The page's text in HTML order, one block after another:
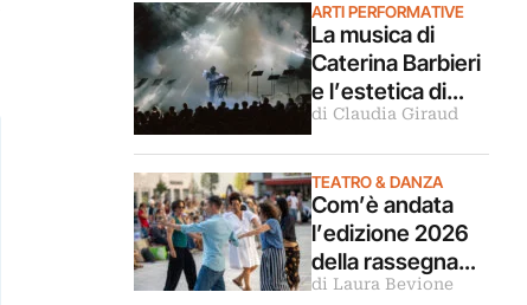
ARTI PERFORMATIVE
La musica di
Caterina Barbieri
e l’estetica di
Christian Marclay
aprono il
Romaeuropa
Festival 2026
di Claudia Giraud
TEATRO & DANZA
Com’è andata
l’edizione 2026
della rassegna
Bolzano Danza. Il
di Laura Bevione